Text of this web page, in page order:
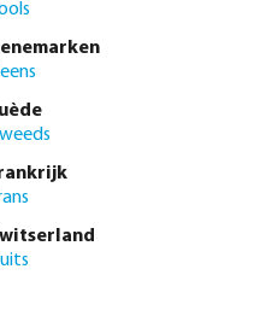
€ 113,01 / 10 st
€ 11,30 / st
NL - minimale levertijd:
de gewenste
per:
10 st